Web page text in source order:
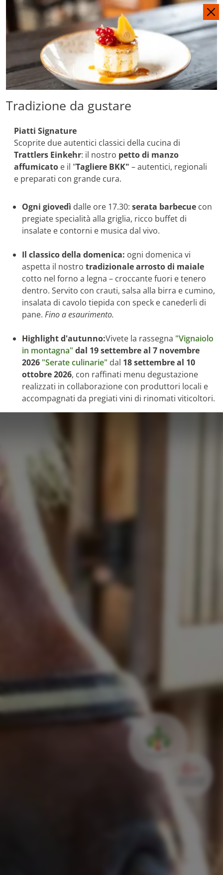
DE EN
Tradizione da gustare
Piatti Signature
Scoprite due autentici classici della cucina di
Trattlers Einkehr: il nostro petto di manzo
affumicato e il "Tagliere BKK" – autentici, regionali
e preparati con grande cura.
Ogni giovedì dalle ore 17.30: serata barbecue con
pregiate specialità alla griglia, ricco buffet di
insalate e contorni e musica dal vivo.
Il classico della domenica: ogni domenica vi
aspetta il nostro tradizionale arrosto di maiale
cotto nel forno a legna – croccante fuori e tenero
dentro. Servito con crauti, salsa alla birra e cumino,
insalata di cavolo tiepida con speck e canederli di
pane. Fino a esaurimento.
Highlight d'autunno:Vivete la rassegna "Vignaiolo
in montagna" dal 19 settembre al 7 novembre
2026 "Serate culinarie" dal 18 settembre al 10
ottobre 2026, con raffinati menu degustazione
realizzati in collaborazione con produttori locali e
accompagnati da pregiati vini di rinomati viticoltori.